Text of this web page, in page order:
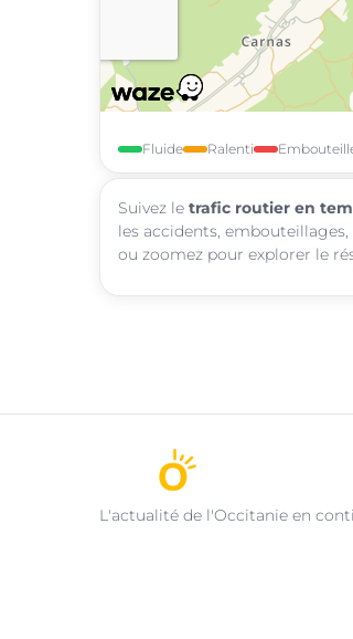
Fluide Ralenti
Suivez le trafic routier en
les accidents,
ou zoomez pour explorer le
L'actualité de l'Occitanie en